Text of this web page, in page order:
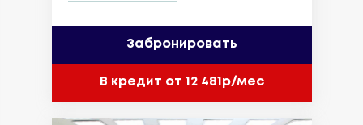
Забронировать
В кредит от 12 481р/мес